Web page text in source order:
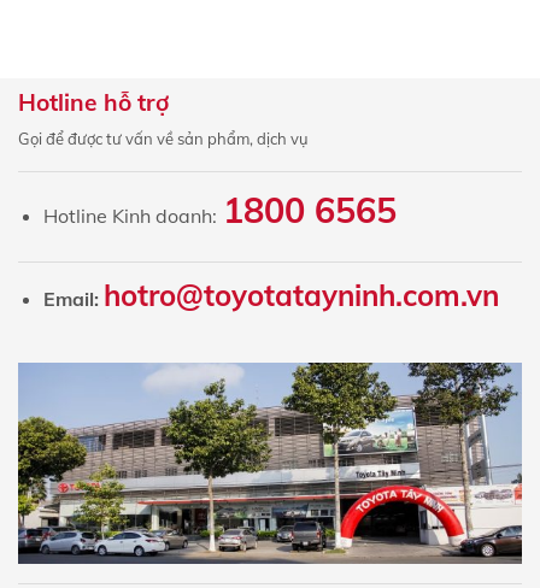
Hotline hỗ trợ
Gọi để được tư vấn về sản phẩm, dịch vụ
Hotline Kinh doanh: 1800 6565
Email: hotro@toyotatayninh.com.vn